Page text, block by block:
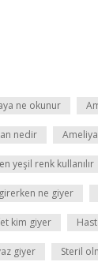
ne okunur
nedir
yeşil renk kullanılır
ne giyer
kim giyer
giyer Steril